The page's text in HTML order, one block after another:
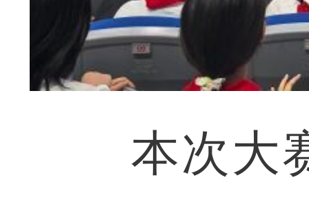
本次大赛